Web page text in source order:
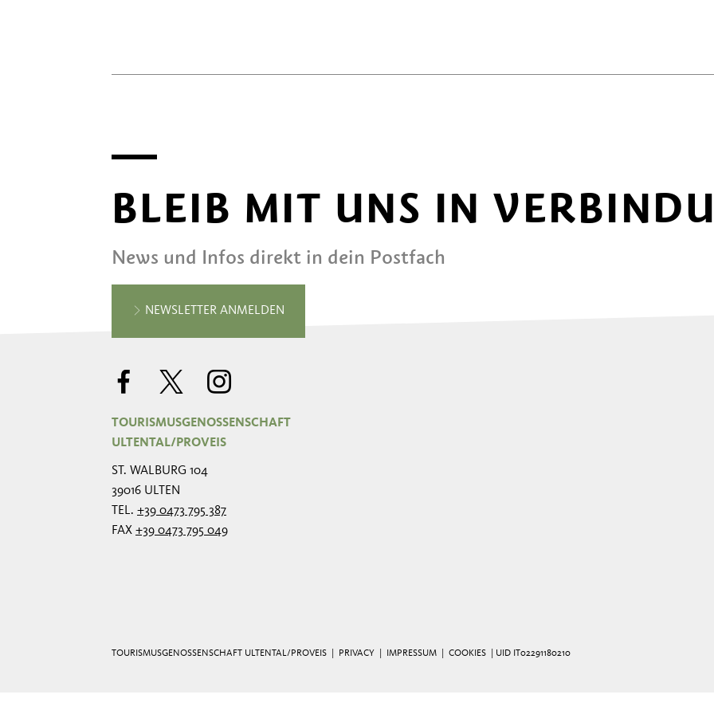
BLEIB MIT UNS IN
News und Infos direkt in dein Postfach
NEWSLETTER ANMELDEN
TOURISMUSGENOSSENSCHAFT
ULTENTAL/PROVEIS
ST. WALBURG 104
39016 ULTEN
TEL. +39 0473 795 387
FAX +39 0473 795 049
TOURISMUSGENOSSENSCHAFT ULTENTAL/PROVEIS | PRIVACY IMPRESSUM COOKIES | UID IT02291180210